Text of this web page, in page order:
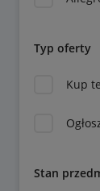
Typ oferty
Kup
Stan